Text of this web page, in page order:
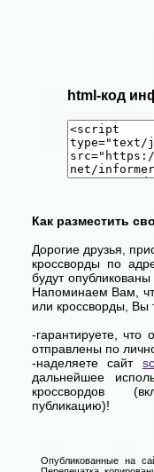
html-код
Как разместить
Дорогие друзья,
кроссворды по
будут
Напоминаем Вам,
или кроссворды,
-гарантируете,
отправлены по
-наделяете сайт
дальнейшее
кроссвордов
публикацию)!
Опубликованные на